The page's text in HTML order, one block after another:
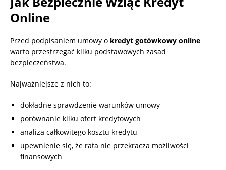
Online
Przed podpisaniem umowy o kredyt gotówkowy online
warto przestrzegać kilku podstawowych zasad
bezpieczeństwa.
Najważniejsze z nich to:
dokładne sprawdzenie warunków umowy
porównanie kilku ofert kredytowych
analiza całkowitego kosztu kredytu
upewnienie się, że rata nie przekracza możliwości
finansowych